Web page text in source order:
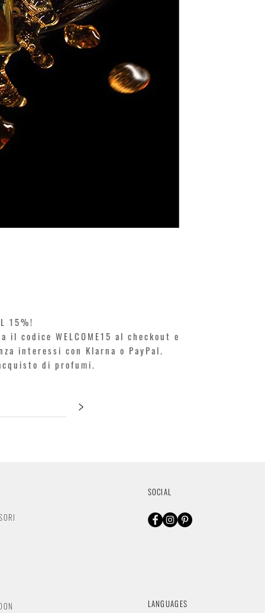
15%!
WELCOME15 al checkout e
interessi con Klarna o PayPal.
di profumi.
>
SOCIAL
LANGUAGES